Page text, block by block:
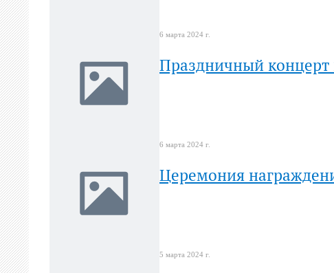
6 марта 2024 г.
Праздничный
6 марта 2024 г.
Церемония
5 марта 2024 г.